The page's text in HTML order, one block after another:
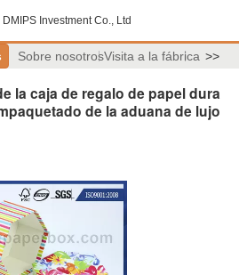
Investment Co., Ltd
Sobre nosotrosVisita a la fábrica >>
la caja de regalo de papel dura
de la aduana de lujo